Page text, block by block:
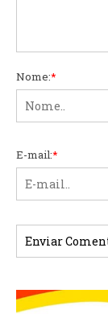
Nome:*
E-mail:*